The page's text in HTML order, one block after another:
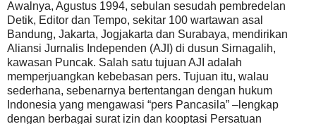
Awalnya, Agustus 1994, sebulan sesudah pembredelan
Detik, Editor dan Tempo, sekitar 100 wartawan asal
Bandung, Jakarta, Jogjakarta dan Surabaya, mendirikan
Aliansi Jurnalis Independen (AJI) di dusun Sirnagalih,
kawasan Puncak. Salah satu tujuan AJI adalah
memperjuangkan kebebasan pers. Tujuan itu, walau
sederhana, sebenarnya bertentangan dengan hukum
Indonesia yang mengawasi “pers Pancasila” –lengkap
dengan berbagai surat izin dan kooptasi Persatuan